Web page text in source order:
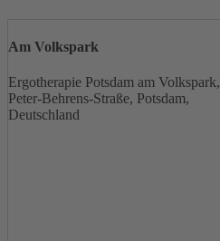
Am Volkspark
Ergotherapie Potsdam am Volkspark,
Peter-Behrens-Straße, Potsdam,
Deutschland